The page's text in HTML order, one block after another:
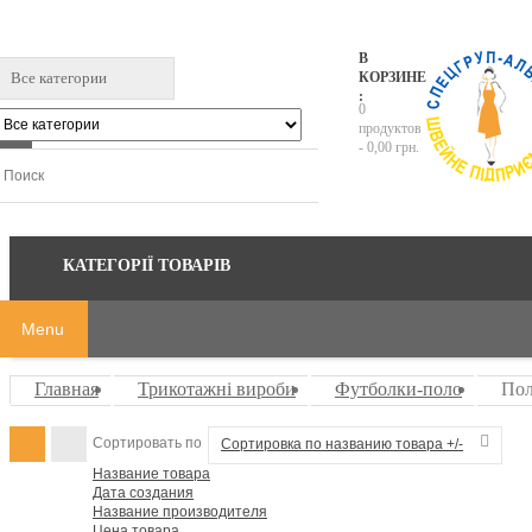
Все категории
В
КОРЗИНЕ
:
0
продуктов
- 0,00 грн.
КАТЕГОРІЇ ТОВАРІВ
Menu
Главная Трикотажні вироби Футболки-поло
Сортировать по
Сортировка по названию товара +/-
Название товара
Дата создания
Название производителя